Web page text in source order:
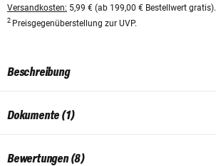
Versandkosten: 5,99 € (ab 199,00 € Bestellwert gratis).
2 Preisgegenüberstellung zur UVP.
Beschreibung
Dokumente (1)
Bewertungen (8)